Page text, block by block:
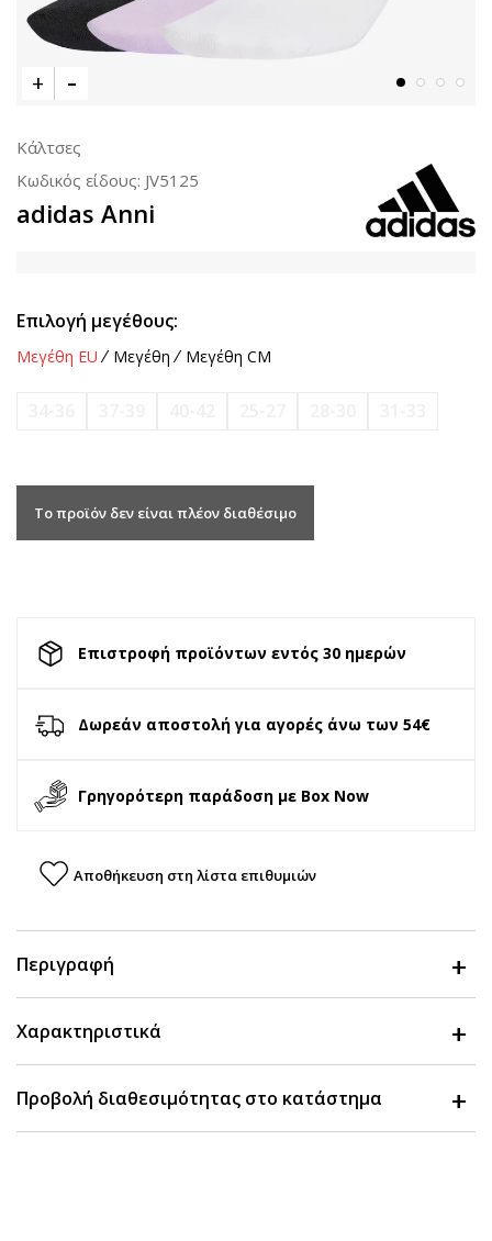
Κάλτσες
Κωδικός είδους: JV5125
adidas Anni
Επιλογή μεγέθους:
Μεγέθη EU Μεγέθη Μεγέθη CM
Το προϊόν δεν είναι πλέον διαθέσιμο
Επιστροφή προϊόντων εντός 30 ημερών
Δωρεάν αποστολή για αγορές άνω των 54€
Γρηγορότερη παράδοση με Box Now
Αποθήκευση στη λίστα επιθυμιών
Περιγραφή
Χαρακτηριστικά
Προβολή διαθεσιμότητας στο κατάστημα